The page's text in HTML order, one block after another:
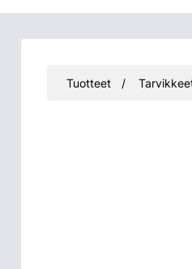
Tuotteet